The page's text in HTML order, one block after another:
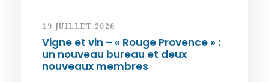
19 JUILLET 2026
Vigne et vin – « Rouge Provence » :
un nouveau bureau et deux
nouveaux membres